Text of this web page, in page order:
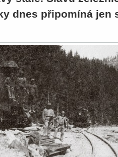
dnes připomíná jen